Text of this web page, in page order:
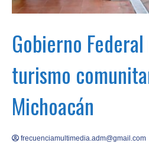
Gobierno
turismo
Michoacán
frecuenciamultimedia.adm@gmail.com